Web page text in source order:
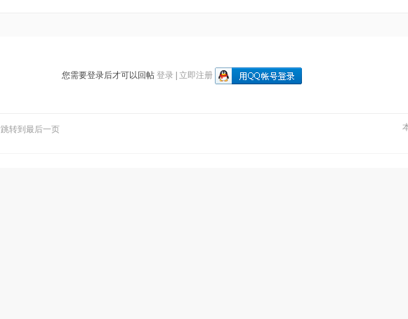
您需要登录后才可以回帖 登录 立即注册
转到最后一页